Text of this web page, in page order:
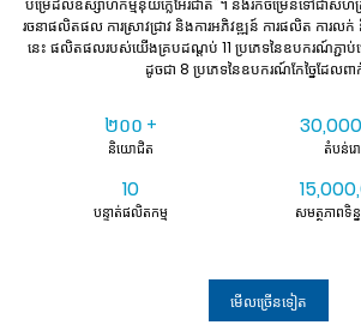
រចនាផលិតផល ការស្រាវជ្រាវ និងការអភិវឌ្ឍន៍ ការផលិត ការលក់
នេះ ផលិតផលរបស់យើងគ្របដណ្តប់ 11 ប្រភេទនៃឧបករណ៍ភ្ជា
ដូចជា 8 ប្រភេទនៃឧបករណ៍កែច្នៃដែលពា
២០០ +
និយោជិត តំបន់រ
10
បន្ទាត់ផលិតកម្ម សមត្ថភាពទិន្
មើលច្រើនទៀត